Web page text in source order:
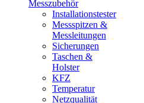
Messzubehör
Installationstester
Messspitzen &
Messleitungen
Sicherungen
Taschen &
Holster
KFZ
Temperatur
Netzqualität